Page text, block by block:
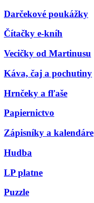
Darčekové poukážky
Čítačky e-kníh
Vecičky od Martinusu
Káva, čaj a pochutiny
Hrnčeky a fľaše
Papiernictvo
Zápisníky a kalendáre
Hudba
LP platne
Puzzle